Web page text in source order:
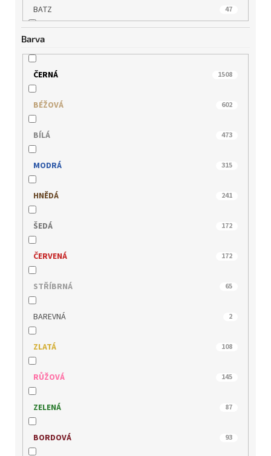
BATZ 47
BUGATTI
CAPRICE 405
EPICA 5
GERRY WEBER 8
HISPANITAS 108
HÖGL 100
IBERIUS 88
IMAC 44
INBLU 18
JANA 120
JOMA 8
JOSEF SEIBEL 134
KACPER 49
KLOP 108
Barva
ČERNÁ 1508
BÉŽOVÁ 602
BÍLÁ 473
MODRÁ 315
HNĚDÁ 241
ŠEDÁ 172
ČERVENÁ 172
STŘÍBRNÁ 65
BAREVNÁ 2
ZLATÁ 108
RŮŽOVÁ 145
ZELENÁ 87
BORDOVÁ 93